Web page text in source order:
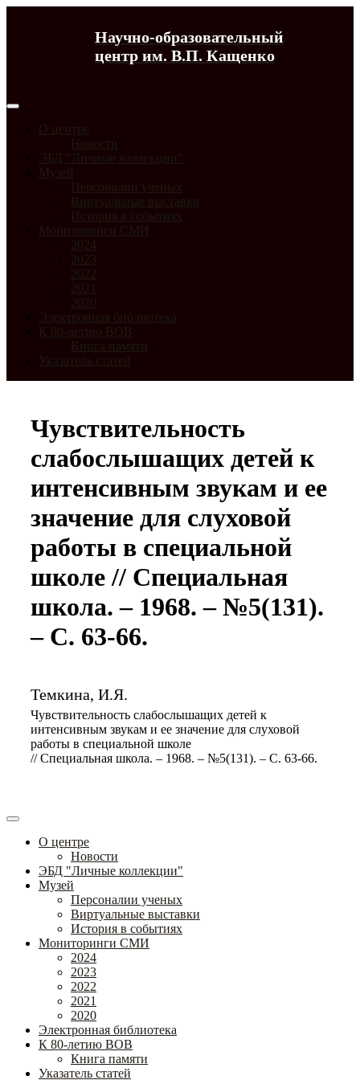
Научно-образовательный
центр им. В.П. Кащенко
О центре
Новости
ЭБД "Личные коллекции"
Музей
Персоналии ученых
Виртуальные выставки
История в событиях
Мониторинги СМИ
2024
2023
2022
2021
2020
Электронная библиотека
К 80-летию ВОВ
Книга памяти
Указатель статей
Чувствительность
слабослышащих детей к
интенсивным звукам и ее
значение для слуховой
работы в специальной
школе // Специальная
школа. – 1968. – №5(131).
– С. 63-66.
Темкина, И.Я.
Чувствительность слабослышащих детей к
интенсивным звукам и ее значение для слуховой
работы в специальной школе
// Специальная школа. – 1968. – №5(131). – С. 63-66.
О центре
Новости
ЭБД "Личные коллекции"
Музей
Персоналии ученых
Виртуальные выставки
История в событиях
Мониторинги СМИ
2024
2023
2022
2021
2020
Электронная библиотека
К 80-летию ВОВ
Книга памяти
Указатель статей